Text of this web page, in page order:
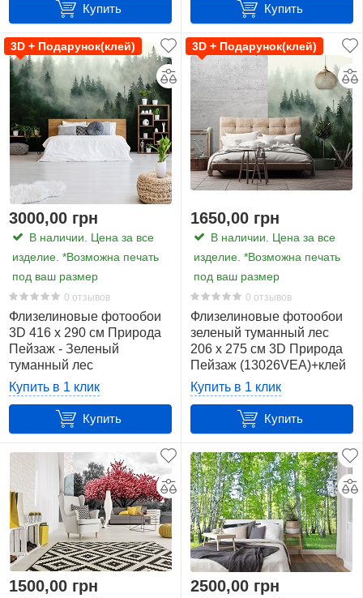
Купить Купить
3D + Подарунок(клей)
3000,00 грн
В наличии. Цена за все
изделие. *Возможна печать
под ваш размер
0 отзывов
Флизелиновые фотообои
3D 416 x 290 см Природа
Пейзаж - Зеленый
туманный лес
(13026VEXXXXL)+клей
Купить в 1 клик
Купить
3D + Подарунок(клей)
1650,00 грн
В наличии. Цена за все
изделие. *Возможна печать
под ваш размер
0 отзывов
Флизелиновые фотообои
зеленый туманный лес
206 x 275 см 3D Природа
Пейзаж (13026VEA)+клей
Купить в 1 клик
Купить
1500,00 грн 2500,00 грн